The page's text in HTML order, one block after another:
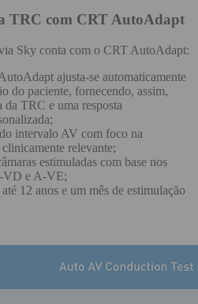
TRC com CRT AutoAdapt
Sky conta com o CRT AutoAdapt:
ajusta-se automaticamente
do paciente, fornecendo, assim,
da TRC e uma resposta
intervalo AV com foco na
relevante;
estimuladas com base nos
VD e A-VE;
12 anos e um mês de estimulação